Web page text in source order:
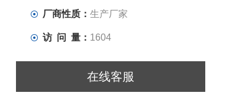
厂商性质： 生产厂家
访 问 量： 1604
在线客服